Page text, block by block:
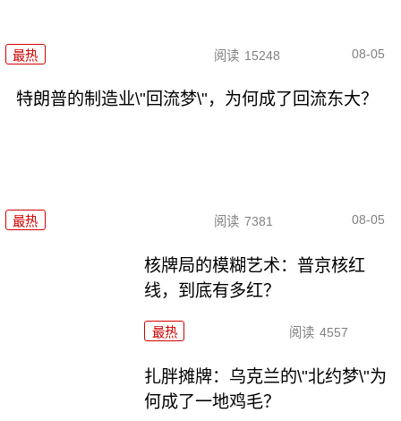
最热 阅读 15248 08-05
特朗普的制造业\"回流梦\"，为何成了回流东大？
最热 阅读 7381 08-05
核牌局的模糊艺术：普京核红
线，到底有多红？
最热 阅读 4557
扎胖摊牌：乌克兰的\"北约梦\"为
何成了一地鸡毛？